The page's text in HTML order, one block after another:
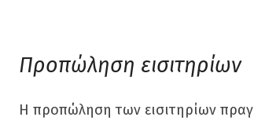
Προπώληση εισιτηρίων
Η προπώληση των εισιτηρίων